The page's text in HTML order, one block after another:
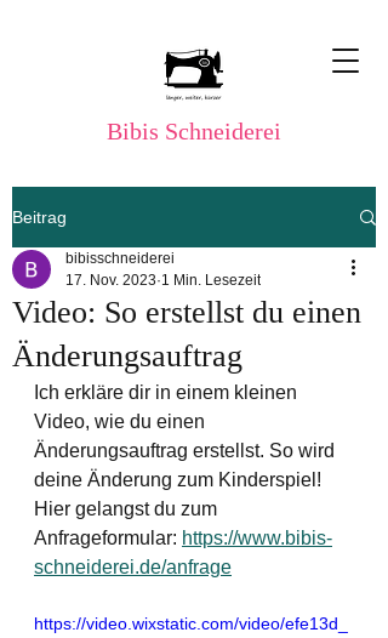
Bibis Schneiderei
Beitrag
Video: So erstellst du einen
Änderungsauftrag
bibisschneiderei
17. Nov. 2023 1 Min. Lesezeit
Ich erkläre dir in einem kleinen
Video, wie du einen
Änderungsauftrag erstellst. So wird
deine Änderung zum Kinderspiel!
Hier gelangst du zum
Anfrageformular: https://www.bibis-
schneiderei.de/anfrage
https://video.wixstatic.com/video/efe13d_